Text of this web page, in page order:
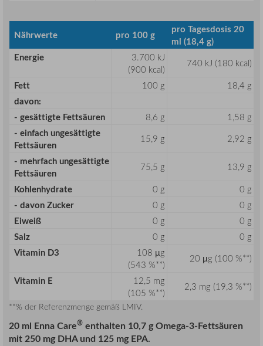
Nährwerte pro 100 g
pro Tagesdosis 20
ml (18,4 g)
Energie
3.700 kJ
(900 kcal)
740 kJ (180 kcal)
Fett 100 g 18,4 g
davon:
- gesättigte Fettsäuren
8,6 g 1,58 g
- einfach ungesättigte
Fettsäuren
15,9 g 2,92 g
- mehrfach ungesättigte
Fettsäuren
75,5 g 13,9 g
Kohlenhydrate 0 g 0 g
- davon Zucker 0 g 0 g
Eiweiß 0 g 0 g
Salz 0 g 0 g
Vitamin D3
108 µg
(543 %**)
20 µg (100 %**)
Vitamin E
12,5 mg
(105 %**)
2,3 mg (19,3 %**)
**% der Referenzmenge gemäß LMIV.
20 ml Enna Care® enthalten 10,7 g Omega-3-Fettsäuren
mit 250 mg DHA und 125 mg EPA.